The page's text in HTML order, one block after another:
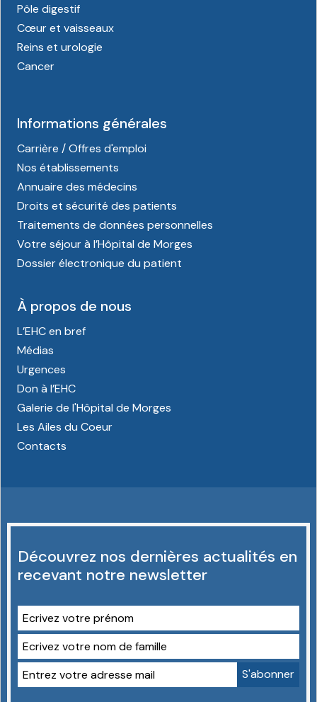
Pôle digestif
Cœur et vaisseaux
Reins et urologie
Cancer
Informations générales
Carrière / Offres d'emploi
Nos établissements
Annuaire des médecins
Droits et sécurité des patients
Traitements de données personnelles
Votre séjour à l’Hôpital de Morges
Dossier électronique du patient
À propos de nous
L’EHC en bref
Médias
Urgences
Don à l’EHC
Galerie de l'Hôpital de Morges
Les Ailes du Coeur
Contacts
Découvrez nos dernières actualités en
recevant notre newsletter